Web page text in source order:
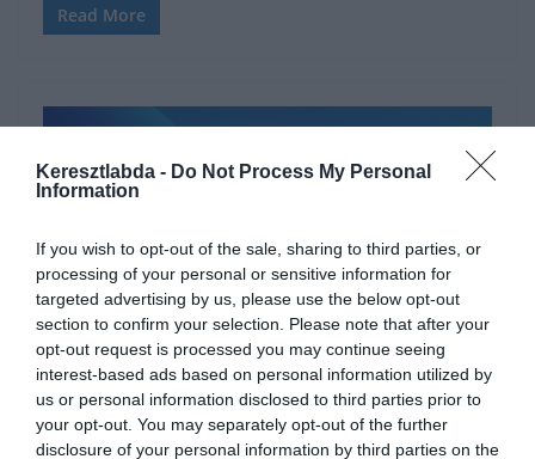
Keresztlabda - Do Not Process My Personal
Information
If you wish to opt-out of the sale, sharing to third parties, or
processing of your personal or sensitive information for
targeted advertising by us, please use the below opt-out
section to confirm your selection. Please note that after your
opt-out request is processed you may continue seeing
interest-based ads based on personal information utilized by
us or personal information disclosed to third parties prior to
your opt-out. You may separately opt-out of the further
disclosure of your personal information by third parties on the
Read More
KÖZMONDÁS FEJTÖRŐ KVÍZKÉRDÉS NAPI FELADATOK
2026.04.30.